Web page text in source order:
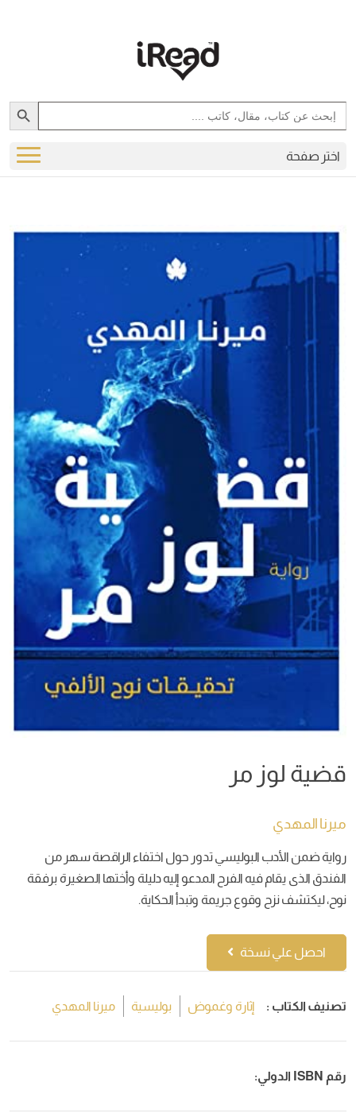
Search
for:
Search Button
اختر صفحة
قضية لوز مر
ميرنا المهدي
رواية ضمن الأدب البوليسي تدور حول اختفاء الراقصة سهر من
الفندق الذى يقام فيه الفرح المدعو إليه دليلة وأختها الصغيرة برفقة
نوح، ليكتشف نزح وقوع جريمة وتبدأ الحكاية.
احصل علي نسخة
تصنيف الكتاب : إثارة وغموض بوليسية ميرنا المهدي
رقم ISBN الدولي: